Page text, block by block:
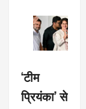
‘टीम
प्रियंका’ से